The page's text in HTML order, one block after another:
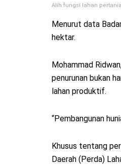
Alih fungsi lahan
Menurut data
hektar.
Mohammad
penurunan bukan
lahan produktif.
“Pembangunan
Khusus tentang
Daerah (Perda)